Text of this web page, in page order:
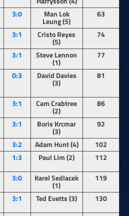
3:0 Man Lok
Leung (5)
63
3:1 Cristo Reyes
(5)
74
3:1 Steve Lennon
(1)
77
0:3 David Davies
(3)
81
3:1 Cam Crabtree
(2)
86
3:1 Boris Krcmar
(3)
92
3:2 Adam Hunt (4)
102
1:3 Paul Lim (2)
112
3:0 Karel Sedlacek
(1)
119
3:1 Ted Evetts (3)
130